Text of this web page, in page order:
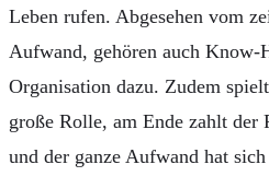
Leben rufen. Abgesehen vom
Aufwand, gehören auch Know-
Organisation dazu. Zudem
große Rolle, am Ende zahlt der
und der ganze Aufwand hat